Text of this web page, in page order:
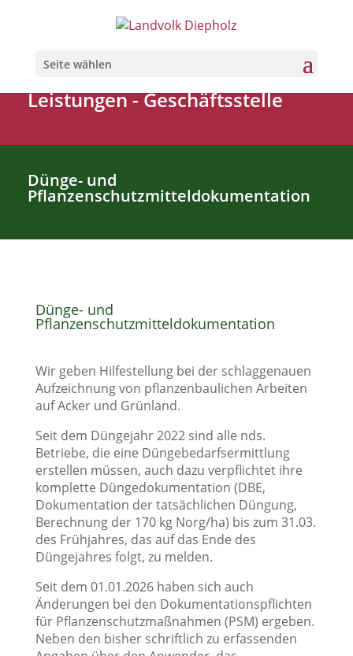
Seite wählen
Leistungen-Geschäftsstelle
Dünge- und
Pflanzenschutzmitteldokumentation
Dünge- und
Pflanzenschutzmitteldokumentation
Wir geben Hilfestellung bei der schlaggenauen
Aufzeichnung von pflanzenbaulichen Arbeiten
auf Acker und Grünland.
Seit dem Düngejahr 2022 sind alle nds.
Betriebe, die eine Düngebedarfsermittlung
erstellen müssen, auch dazu verpflichtet ihre
komplette Düngedokumentation (DBE,
Dokumentation der tatsächlichen Düngung,
Berechnung der 170 kg Norg/ha) bis zum 31.03.
des Frühjahres, das auf das Ende des
Düngejahres folgt, zu melden.
Seit dem 01.01.2026 haben sich auch
Änderungen bei den Dokumentationspflichten
für Pflanzenschutzmaßnahmen (PSM) ergeben.
Neben den bisher schriftlich zu erfassenden